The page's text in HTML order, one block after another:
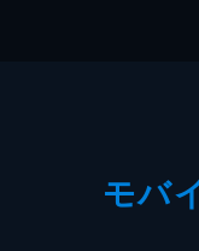
モバ